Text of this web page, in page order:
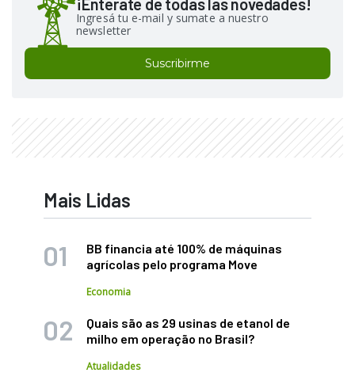
¡Enterate de todas las novedades!
Ingresá tu e-mail y sumate a nuestro
newsletter
Suscribirme
Mais Lidas
BB financia até 100% de máquinas
agrícolas pelo programa Move
Economia
Quais são as 29 usinas de etanol de
milho em operação no Brasil?
Atualidades